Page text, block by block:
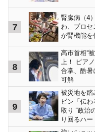
7
腎臓病（4
わ、プロセ
が腎機能を
8
高市首相“
上！ ピア
合掌、酷暑
可解
9
被災地を
ビン「伝
取り “政治
り回るハー